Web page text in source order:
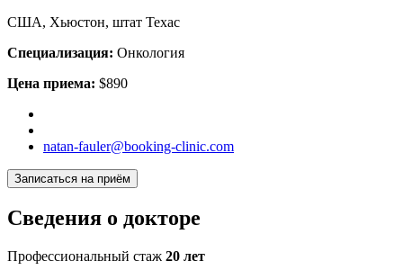
США, Хьюстон, штат Техас
Специализация: Онкология
Цена приема: $890
natan-fauler@booking-clinic.com
Записаться на приём
Сведения о докторе
Профессиональный стаж 20 лет